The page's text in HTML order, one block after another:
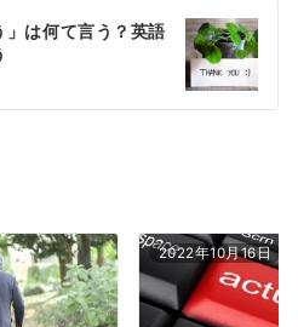
」は何て言う？英語
2022年10月16日